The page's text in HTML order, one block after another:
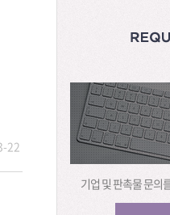
22
기업 및 판촉물 문의